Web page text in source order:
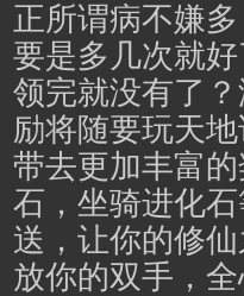
正所谓病不嫌
要是多几次就
领完就没有了
励将随要玩天
带去更加丰富
石，坐骑进化
送，让你的修
放你的双手，